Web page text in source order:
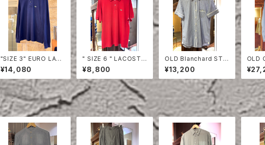
"SIZE 3" EURO LAC
OSTE POLO SHIRT
LONG SLEEVE
¥14,080
" SIZE 6 " LACOSTE
POLO SHIRT RED
¥8,800
OLD Blanchard STRI
PE COTTON HALF S
LEEVE SHIRT
¥13,200
OLD
ON